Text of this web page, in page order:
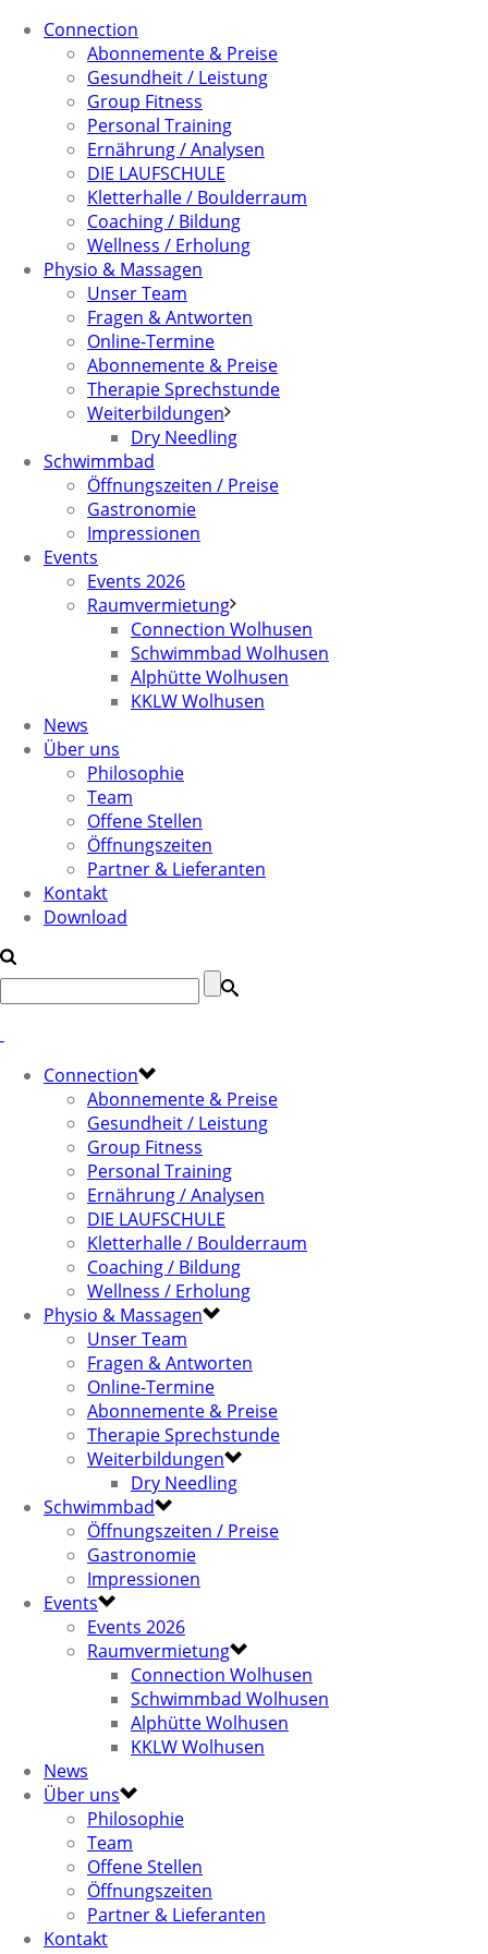
Connection
Abonnemente & Preise
Gesundheit / Leistung
Group Fitness
Personal Training
Ernährung / Analysen
DIE LAUFSCHULE
Kletterhalle / Boulderraum
Coaching / Bildung
Wellness / Erholung
Physio & Massagen
Unser Team
Fragen & Antworten
Online-Termine
Abonnemente & Preise
Therapie Sprechstunde
Weiterbildungen
Dry Needling
Schwimmbad
Öffnungszeiten / Preise
Gastronomie
Impressionen
Events
Events 2026
Raumvermietung
Connection Wolhusen
Schwimmbad Wolhusen
Alphütte Wolhusen
KKLW Wolhusen
News
Über uns
Philosophie
Team
Offene Stellen
Öffnungszeiten
Partner & Lieferanten
Kontakt
Download
Connection
Abonnemente & Preise
Gesundheit / Leistung
Group Fitness
Personal Training
Ernährung / Analysen
DIE LAUFSCHULE
Kletterhalle / Boulderraum
Coaching / Bildung
Wellness / Erholung
Physio & Massagen
Unser Team
Fragen & Antworten
Online-Termine
Abonnemente & Preise
Therapie Sprechstunde
Weiterbildungen
Dry Needling
Schwimmbad
Öffnungszeiten / Preise
Gastronomie
Impressionen
Events
Events 2026
Raumvermietung
Connection Wolhusen
Schwimmbad Wolhusen
Alphütte Wolhusen
KKLW Wolhusen
News
Über uns
Philosophie
Team
Offene Stellen
Öffnungszeiten
Partner & Lieferanten
Kontakt